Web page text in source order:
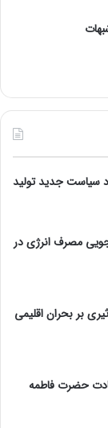
سیاست جدید تولید
مصرف انرژی در
بر بحران اقلیمی
حضرت فاطمه